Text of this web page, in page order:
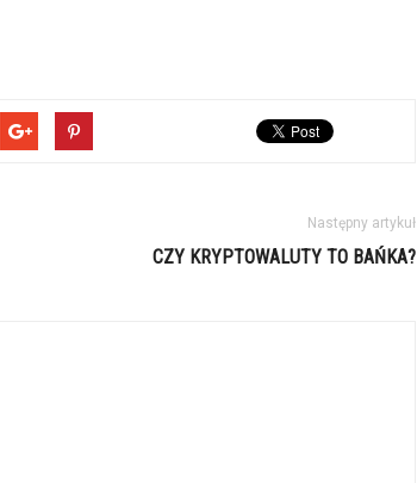
Następny artykuł
CZY KRYPTOWALUTY TO BAŃKA?